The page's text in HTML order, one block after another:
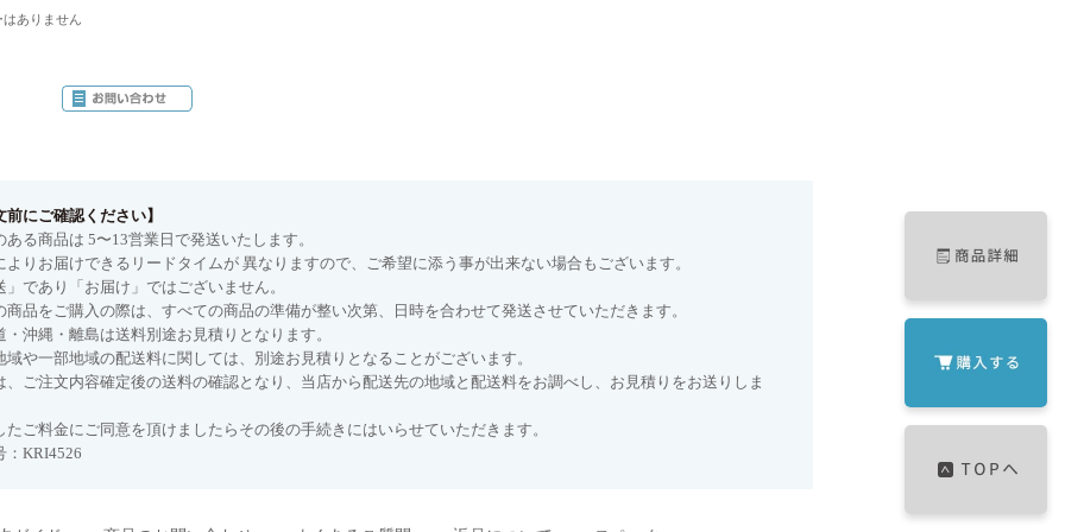
はありません
前にご確認ください】
る商品は 5〜13営業日で発送いたします。
りお届けできるリードタイムが 異なりますので、ご希望に添う事が出来ない場合もございます。
であり「お届け」ではございません。
品をご購入の際は、すべての商品の準備が整い次第、日時を合わせて発送させていただきます。
沖縄・離島は送料別途お見積りとなります。
や一部地域の配送料に関しては、別途お見積りとなることがございます。
、ご注文内容確定後の送料の確認となり、当店から配送先の地域と配送料をお調べし、お見積りをお送りしま
たご料金にご同意を頂けましたらその後の手続きにはいらせていただきます。
：KRI4526